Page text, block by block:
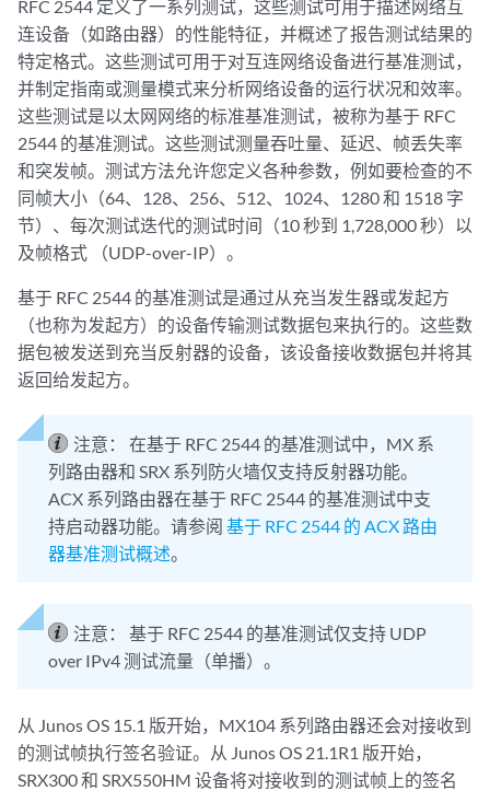
RFC 2544 定义了一系列测试，这些测试可用于描述网络互
连设备（如路由器）的性能特征，并概述了报告测试结果的
特定格式。这些测试可用于对互连网络设备进行基准测试，
并制定指南或测量模式来分析网络设备的运行状况和效率。
这些测试是以太网网络的标准基准测试，被称为基于 RFC
2544 的基准测试。这些测试测量吞吐量、延迟、帧丢失率
和突发帧。测试方法允许您定义各种参数，例如要检查的不
同帧大小（64、128、256、512、1024、1280 和 1518 字
节）、每次测试迭代的测试时间（10 秒到 1,728,000 秒）以
及帧格式 （UDP-over-IP）。
基于 RFC 2544 的基准测试是通过从充当发生器或发起方
（也称为发起方）的设备传输测试数据包来执行的。这些数
据包被发送到充当反射器的设备，该设备接收数据包并将其
返回给发起方。
注意：
在基于 RFC 2544 的基准测试中，MX 系
列路由器和 SRX 系列防火墙仅支持反射器功能。
ACX 系列路由器在基于 RFC 2544 的基准测试中支
持启动器功能。请参阅 基于 RFC 2544 的 ACX 路由
器基准测试概述。
注意：
基于 RFC 2544 的基准测试仅支持 UDP
over IPv4 测试流量（单播）。
从 Junos OS 15.1 版开始，MX104 系列路由器还会对接收到
的测试帧执行签名验证。从 Junos OS 21.1R1 版开始，
SRX300 和 SRX550HM 设备将对接收到的测试帧上的签名